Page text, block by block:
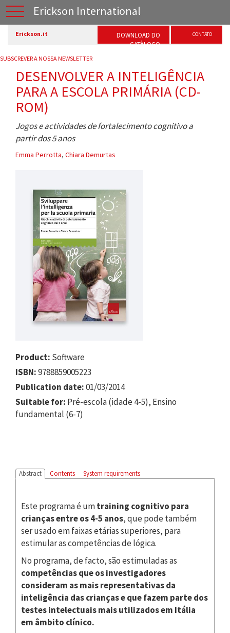
Erickson International
Erickson.it
DOWNLOAD DO
CATÀLOGO
CONTATO
SUBSCREVER A NOSSA NEWSLETTER
DESENVOLVER A INTELIGÊNCIA
PARA A ESCOLA PRIMÁRIA (CD-
ROM)
Jogos e actividades de fortalecimento cognitivo a
partir dos 5 anos
Emma Perrotta, Chiara Demurtas
Product: Software
ISBN:9788859005223
Publication date:01/03/2014
Suitable for: Pré-escola (idade 4-5), Ensino
fundamental (6-7)
Abstract Contents System requirements
Este programa é umtraining cognitivo para
crianças entre os 4-5 anos, que pode também
ser usado em faixas etárias superiores, para
estimular as competências de lógica.
No programa, de facto, são estimuladas as
competências que os investigadores
consideram as mais representativas da
inteligência das crianças e que fazem parte dos
testes intelectuais mais utilizados em Itália
em âmbito clínico.